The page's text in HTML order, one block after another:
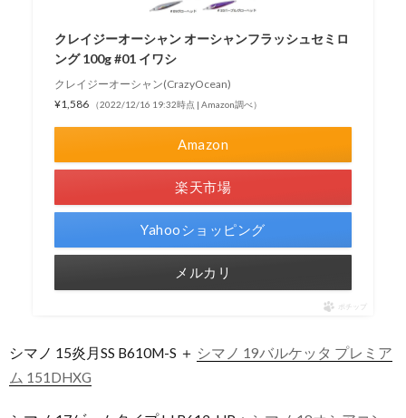
クレイジーオーシャン オーシャンフラッシュセミロ
ング 100g #01 イワシ
クレイジーオーシャン(CrazyOcean)
¥1,586
（2022/12/16 19:32時点 | Amazon調べ）
Amazon
楽天市場
Yahooショッピング
メルカリ
ポチップ
シマノ 15炎月SS B610M-S ＋ シマノ 19バルケッタ プレミア
ム 151DHXG